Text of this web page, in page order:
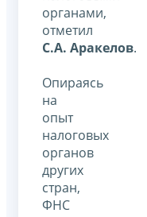
органами,
отметил
С.А. Аракелов.
Опираясь
на
опыт
налоговых
органов
других
стран,
ФНС